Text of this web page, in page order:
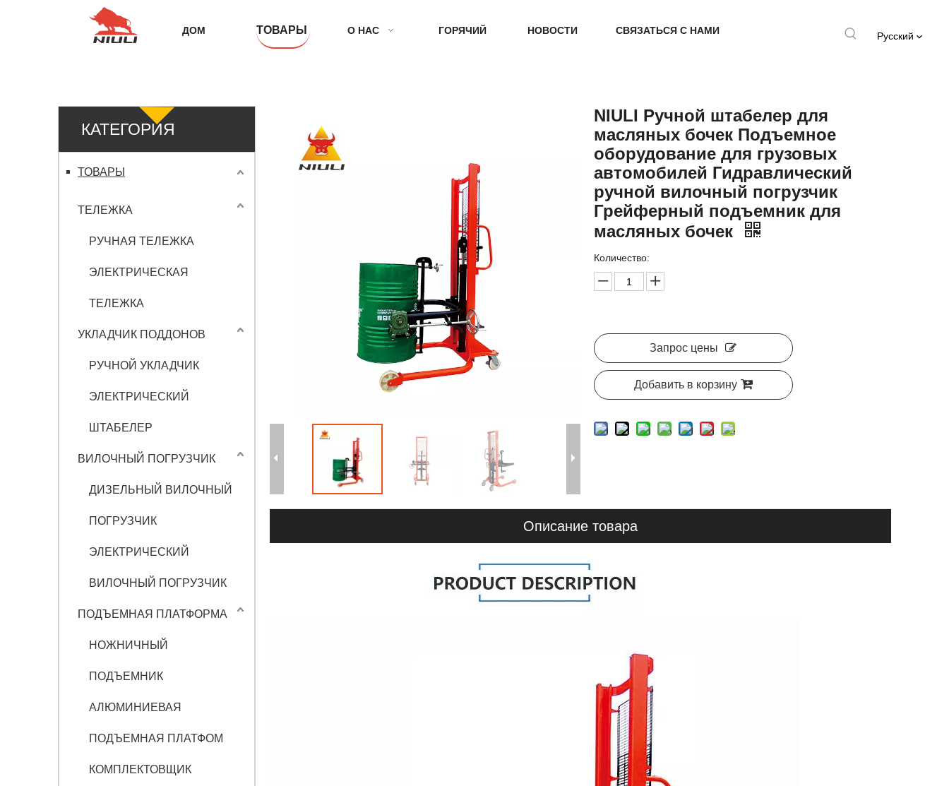
ДОМ ТОВАРЫ О НАС ГОРЯЧИЙ НОВОСТИ СВЯЗАТЬСЯ С НАМИ Pусский
КАТЕГОРИЯ
ПРОДУКТА
ТОВАРЫ
ТЕЛЕЖКА
РУЧНАЯ ТЕЛЕЖКА
ЭЛЕКТРИЧЕСКАЯ
ТЕЛЕЖКА
УКЛАДЧИК ПОДДОНОВ
РУЧНОЙ УКЛАДЧИК
ЭЛЕКТРИЧЕСКИЙ
ШТАБЕЛЕР
ВИЛОЧНЫЙ ПОГРУЗЧИК
ДИЗЕЛЬНЫЙ ВИЛОЧНЫЙ
ПОГРУЗЧИК
ЭЛЕКТРИЧЕСКИЙ
ВИЛОЧНЫЙ ПОГРУЗЧИК
ПОДЪЕМНАЯ ПЛАТФОРМА
НОЖНИЧНЫЙ
ПОДЪЕМНИК
АЛЮМИНИЕВАЯ
ПОДЪЕМНАЯ ПЛАТФОМ
КОМПЛЕКТОВЩИК
NIULI Ручной штабелер для
масляных бочек Подъемное
оборудование для грузовых
автомобилей Гидравлический
ручной вилочный погрузчик
Грейферный подъемник для
масляных бочек
Количество:
Запрос цены
Добавить в корзину
Описание товара